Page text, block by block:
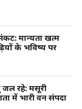
मान्यता खत्म
के भविष्य पर
रहे: मसूरी
में भारी वन संपदा